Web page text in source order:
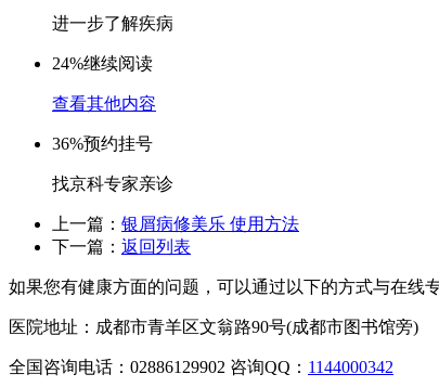
进一步了解疾病
24%继续阅读
查看其他内容
36%预约挂号
找京科专家亲诊
上一篇： 银屑病修美乐 使用方法
下一篇： 返回列表
如果您有健康方面的问题，可以通过以下的方式与在线
医院地址：成都市青羊区文翁路90号(成都市图书馆旁)
全国咨询电话： 02886129902 咨询QQ： 1144000342